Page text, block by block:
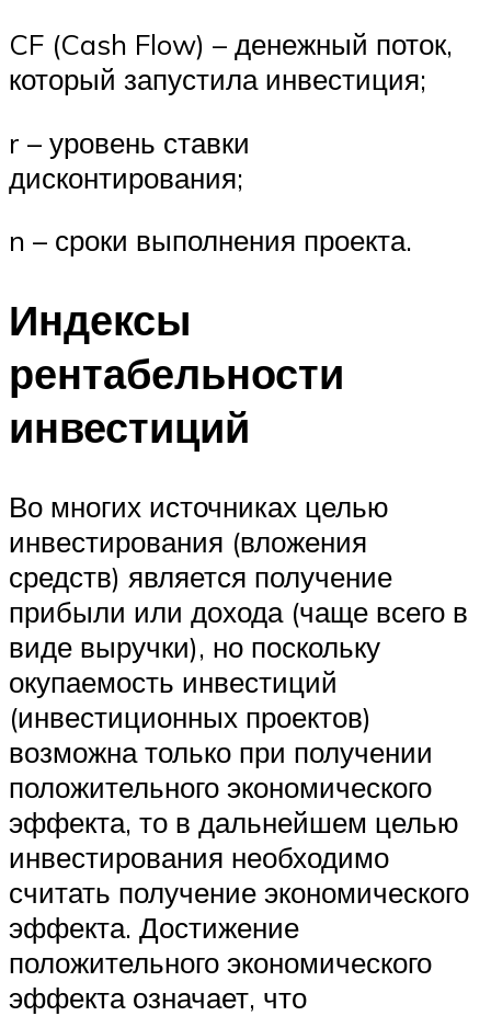
CF (Cash Flow) – денежный поток,
который запустила инвестиция;
r – уровень ставки
дисконтирования;
n – сроки выполнения проекта.
Индексы
рентабельности
инвестиций
Во многих источниках целью
инвестирования (вложения
средств) является получение
прибыли или дохода (чаще всего в
виде выручки), но поскольку
окупаемость инвестиций
(инвестиционных проектов)
возможна только при получении
положительного экономического
эффекта, то в дальнейшем целью
инвестирования необходимо
считать получение экономического
эффекта. Достижение
положительного экономического
эффекта означает, что